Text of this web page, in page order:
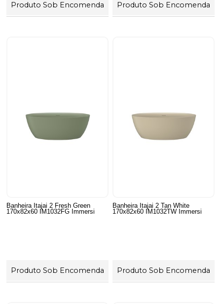
Produto Sob Encomenda Produto Sob Encomenda
Banheira Itajai 2 Fresh Green
170x82x60 IM1032FG Immersi
Produto Sob Encomenda
Banheira Itajai 2 Tan White
170x82x60 IM1032TW Immersi
Produto Sob Encomenda